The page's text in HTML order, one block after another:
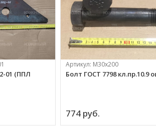
01 (ППЛ
Артикул: М30х200
Болт ГОСТ 7798 кл.пр.10.9
774 руб.